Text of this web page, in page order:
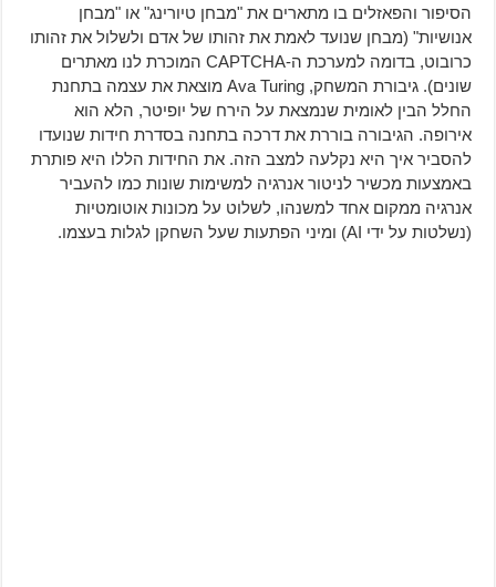
הסיפור והפאזלים בו מתארים את "מבחן טיורינג" או "מבחן
אנושיות" (מבחן שנועד לאמת את זהותו של אדם ולשלול את זהותו
כרובוט, בדומה למערכת ה-CAPTCHA המוכרת לנו מאתרים
שונים). גיבורת המשחק, Ava Turing מוצאת את עצמה בתחנת
החלל הבין לאומית שנמצאת על הירח של יופיטר, הלא הוא
אירופה. הגיבורה בוררת את דרכה בתחנה בסדרת חידות שנועדו
להסביר איך היא נקלעה למצב הזה. את החידות הללו היא פותרת
באמצעות מכשיר לניטור אנרגיה למשימות שונות כמו להעביר
אנרגיה ממקום אחד למשנהו, לשלוט על מכונות אוטומטיות
(נשלטות על ידי AI) ומיני הפתעות שעל השחקן לגלות בעצמו.